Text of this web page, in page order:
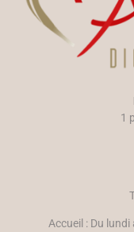
1
Accueil : Du